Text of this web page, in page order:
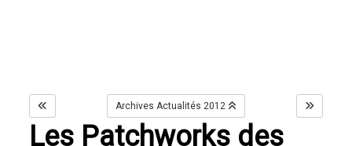
Archives Actualités 2012
Les Patchworks des